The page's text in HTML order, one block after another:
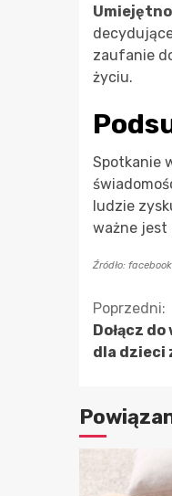
zaufanie
życiu.
Spotkanie
ludzie
ważne jest
Źródło:
Poprzedni:
Dołącz
dla dzieci